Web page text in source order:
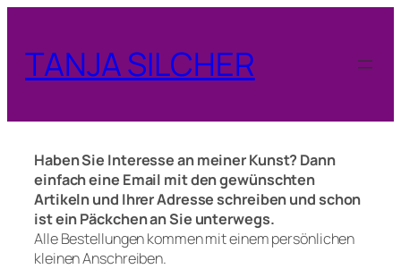
springen
TANJA SILCHER
Haben Sie Interesse an meiner Kunst? Dann
einfach eine Email mit den gewünschten
Artikeln und Ihrer Adresse schreiben und schon
ist ein Päckchen an Sie unterwegs.
Alle Bestellungen kommen mit einem persönlichen
kleinen Anschreiben.